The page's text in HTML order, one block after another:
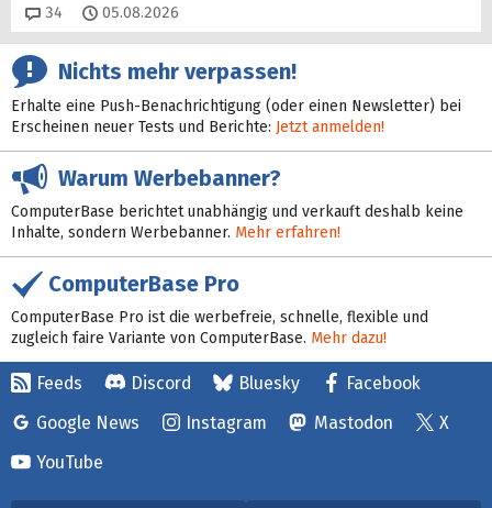
34 Kommentare
05.08.2026
Nichts mehr verpassen!
Erhalte eine Push-Benachrichtigung (oder einen Newsletter) bei
Erscheinen neuer Tests und Berichte: Jetzt anmelden!
Warum Werbebanner?
ComputerBase berichtet unabhängig und verkauft deshalb keine
Inhalte, sondern Werbebanner. Mehr erfahren!
ComputerBase Pro
ComputerBase Pro ist die werbefreie, schnelle, flexible und
zugleich faire Variante von ComputerBase. Mehr dazu!
Feeds Discord Bluesky
Facebook
Google News
Instagram Mastodon
X
YouTube